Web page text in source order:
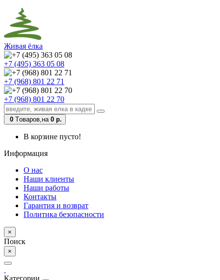
Живая ёлка
+7 (495) 363 05 08
+7 (968) 801 22 71
+7 (968) 801 22 70
0 Tоваров,на 0 р.
В корзине пусто!
Информация
О нас
Наши клиенты
Наши работы
Контакты
Гарантия и возврат
Политика безопасности
×
Поиск
×
Категории